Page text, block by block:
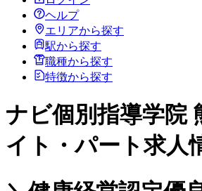
ヘルプ
エリアから探す
駅から探す
職種から探す
特徴から探す
ナビ個別指導学院
イト・パート求人